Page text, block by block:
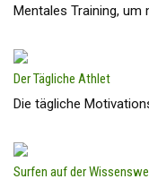
Mentales Training, um
Der Tägliche Athlet
Die tägliche
Surfen auf der